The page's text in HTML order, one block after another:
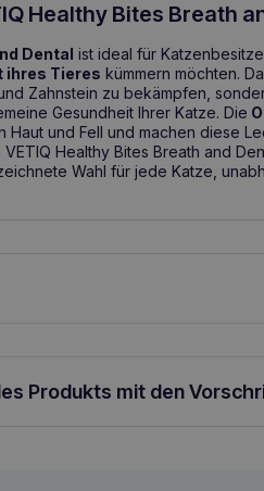
Healthy Bites Breath
Dental ist ideal für
ihres Tieres kümmern möchten.
Zahnstein zu bekämpfen,
Gesundheit Ihrer Katze. Die
Haut und Fell und machen diese
Healthy Bites Breath and
Wahl für jede Katze,
Produkts mit den